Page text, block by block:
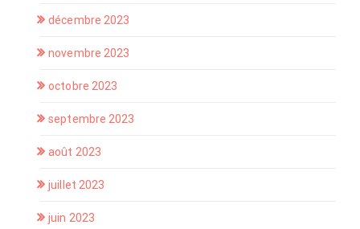
décembre 2023
novembre 2023
octobre 2023
septembre 2023
août 2023
juillet 2023
juin 2023